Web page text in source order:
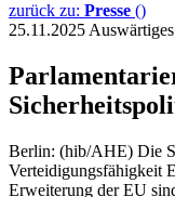
zurück zu: Presse ()
25.11.2025
Berlin: (hib/AHE) Die
Verteidigungsfähigkeit
Erweiterung der EU